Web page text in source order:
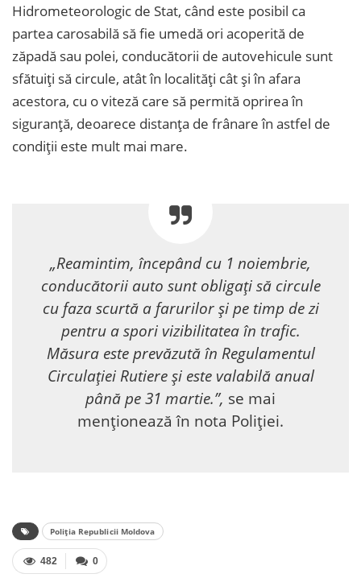
Hidrometeorologic de Stat, când este posibil ca
partea carosabilă să fie umedă ori acoperită de
zăpadă sau polei, conducătorii de autovehicule sunt
sfătuiţi să circule, atât în localităţi cât şi în afara
acestora, cu o viteză care să permită oprirea în
siguranţă, deoarece distanţa de frânare în astfel de
condiţii este mult mai mare.
„Reamintim, începând cu 1 noiembrie,
conducătorii auto sunt obligați să circule
cu faza scurtă a farurilor şi pe timp de zi
pentru a spori vizibilitatea în trafic.
Măsura este prevăzută în Regulamentul
Circulației Rutiere și este valabilă anual
până pe 31 martie.”, se mai
menționează în nota Poliției.
Poliția Republicii Moldova
0
482